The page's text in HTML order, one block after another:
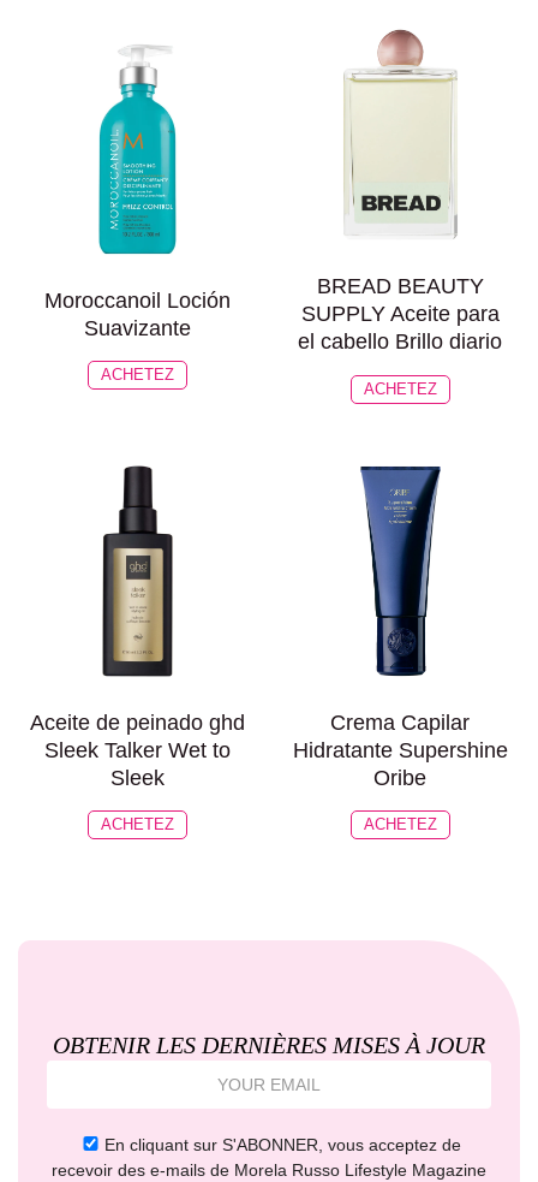
Moroccanoil Loción
Suavizante
ACHETEZ
BREAD BEAUTY
SUPPLY Aceite para
el cabello Brillo diario
ACHETEZ
Aceite de peinado ghd
Sleek Talker Wet to
Sleek
ACHETEZ
Crema Capilar
Hidratante Supershine
Oribe
ACHETEZ
OBTENIR LES DERNIÈRES MISES À JOUR
En cliquant sur S'ABONNER, vous acceptez de
recevoir des e-mails de Morela Russo Lifestyle Magazine